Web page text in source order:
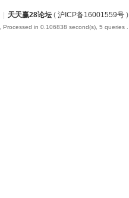
| 天天赢28论坛 ( 沪ICP备16001559号 )
, Processed in 0.106838 second(s), 5 queries .